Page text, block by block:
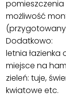
pomieszczenia
możliwość
(przygotowany
Dodatkowo:
letnia łazienka
miejsce na
zieleń: tuje,
kwiatowe etc.